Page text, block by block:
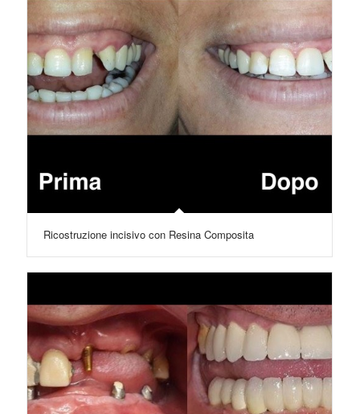
Ricostruzione incisivo con Resina Composita